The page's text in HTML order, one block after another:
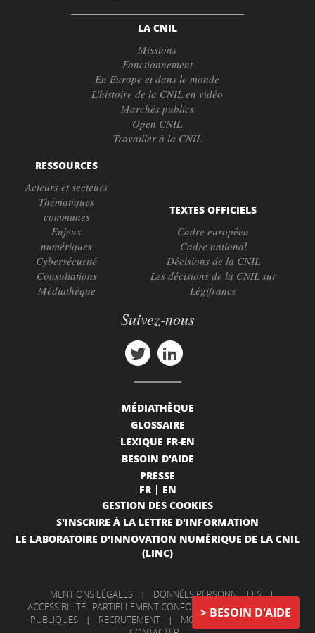
BESOIN D'AIDE
LA CNIL
Missions
Fonctionnement
En Europe et dans le monde
L'histoire de la CNIL en vidéo
Marchés publics
Open CNIL
Travailler à la CNIL
RESSOURCES
Acteurs et secteurs
Thématiques
communes
Enjeux
numériques
Cybersécurité
Consultations
Médiathèque
TEXTES OFFICIELS
Cadre européen
Cadre national
Décisions de la CNIL
Les décisions de la CNIL sur
Légifrance
Suivez-nous
MÉDIATHÈQUE
GLOSSAIRE
LEXIQUE FR-EN
BESOIN D'AIDE
PRESSE
FR
EN
GESTION DES COOKIES
S'INSCRIRE À LA LETTRE D'INFORMATION
LE LABORATOIRE D'INNOVATION NUMÉRIQUE DE LA CNIL
(LINC)
MENTIONS LÉGALES | DONNÉES PERSONNELLES |
ACCESSIBILITÉ : PARTIELLEMENT CONFORME
|
INFORMATIONS
PUBLIQUES
| RECRUTEMENT | MON COMPTE |
NOUS